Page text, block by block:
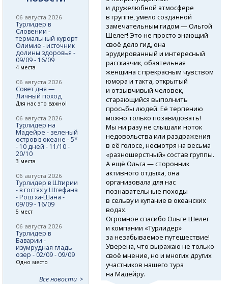
и дружелюбной атмосфере
в группе, умело созданной
замечательным гидом — Ольгой
Шелег! Это не просто знающий
своё дело гид, она
эрудированный и интересный
рассказчик, обаятельная
женщина с прекрасным чувством
юмора и такта, открытый
и отзывчивый человек,
старающийся выполнить
просьбы людей. Её терпению
можно только позавидовать!
Мы ни разу не слышали ноток
недовольства или раздражения
в её голосе, несмотря на весьма
«разношерстный» состав группы.
А ещё Ольга — сторонник
активного отдыха, она
организовала для нас
познавательные походы
в сельву и купание в океанских
водах.
Огромное спасибо Ольге Шелег
и компании «Турлидер»
за незабываемое путешествие!
Уверена, что выражаю не только
своё мнение, но и многих других
участников нашего тура
на Мадейру.
06 августа 2026
Турлидер в
Словении -
термальный курорт
Олимие - источник
долины здоровья -
09/09 - 16/09
4 места
06 августа 2026
Совет дня —
Личный поход
Для нас это важно!
06 августа 2026
Турлидер на
Мадейре - зеленый
остров в океане - 5*
- 10 дней - 11/10 -
20/10
3 места
06 августа 2026
Турлидер в Штирии
- в гостях у Штефана
- Рош ха-Шана -
09/09 - 16/09
5 мест
06 августа 2026
Турлидер в
Баварии -
изумрудная гладь
озер - 02/09 - 09/09
Одно место
Все новости